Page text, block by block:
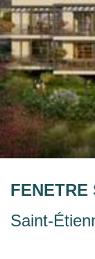
FENETRE
Saint-